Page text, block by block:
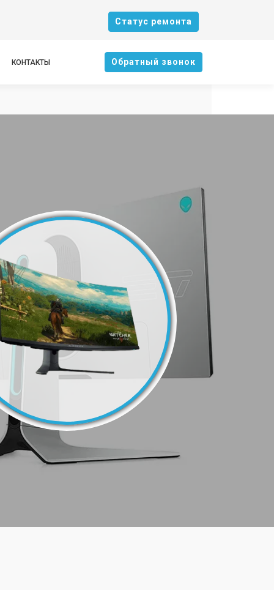
Cтатус ремонта
КОНТАКТЫ Oбратный звонок